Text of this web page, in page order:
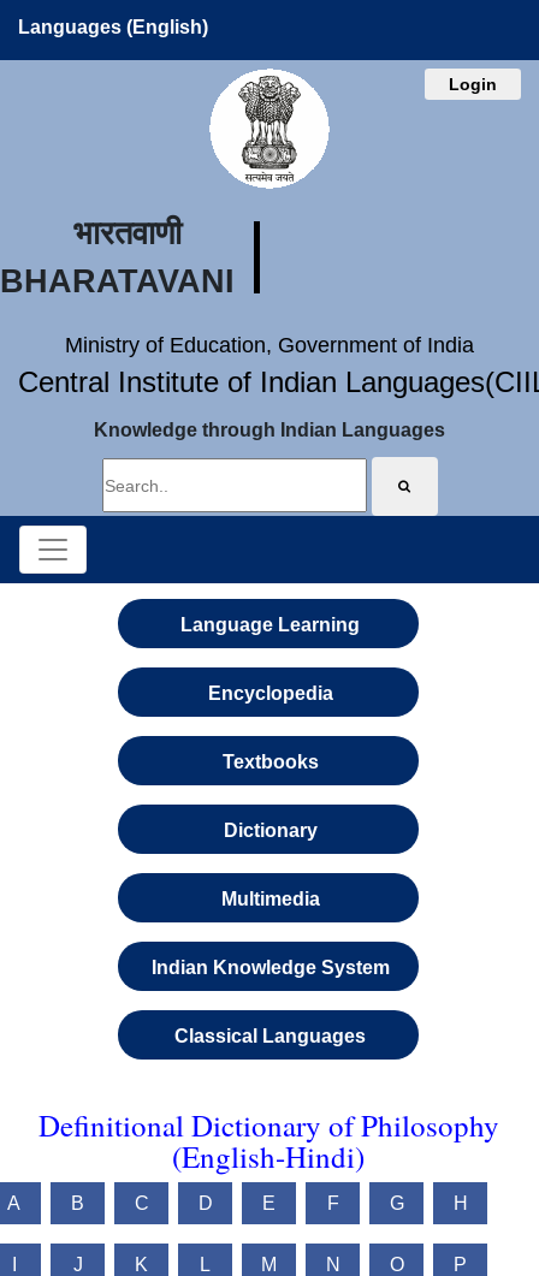
Languages (English)
Login
भारतवाणी
BHARATAVANI
Ministry of Education, Government of India
Central Institute of Indian
Knowledge through Indian Languages
Language Learning
Encyclopedia
Textbooks
Dictionary
Multimedia
Indian Knowledge System
Classical Languages
Definitional Dictionary of Philosophy
(English-Hindi)
A B C D E F G H
J K L M N O P